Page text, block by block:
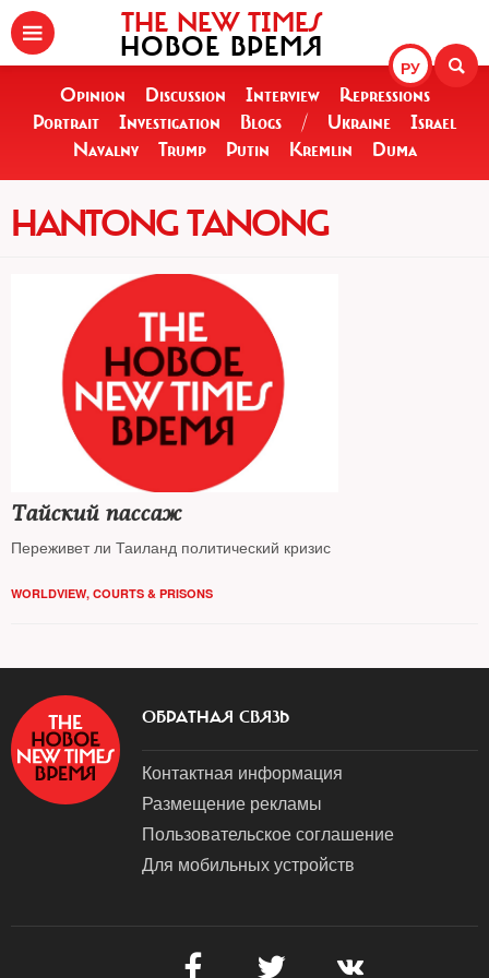
РУ
THE NEW TIMES
НОВОЕ ВРЕМЯ
Opinion Discussion Interview
Repressions
Portrait
Investigation Blogs / Ukraine
Israel
Navalny
Trump Putin Kremlin Duma
HANTONG TANONG
Тайский пассаж
Переживет ли Таиланд политический кризис
WORLDVIEW, COURTS & PRISONS
ОБРАТНАЯ СВЯЗЬ
Контактная информация
Размещение рекламы
Пользовательское соглашение
Для мобильных устройств